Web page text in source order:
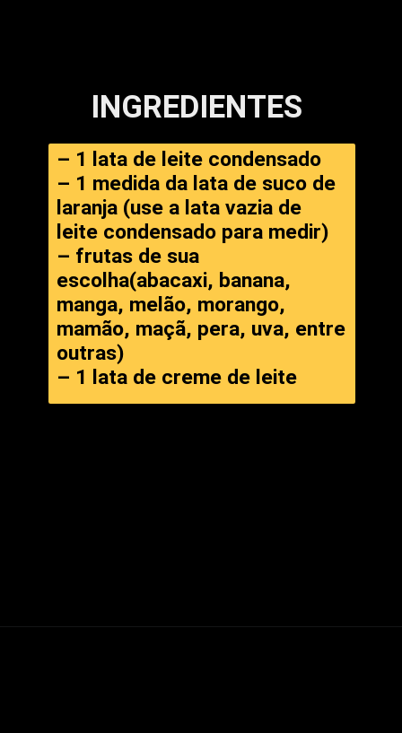
INGREDIENTES
– 1 lata de leite condensado
– 1 medida da lata de suco de
laranja (use a lata vazia de
leite condensado para medir)
– frutas de sua
escolha(abacaxi, banana,
manga, melão, morango,
mamão, maçã, pera, uva, entre
outras)
– 1 lata de creme de leite